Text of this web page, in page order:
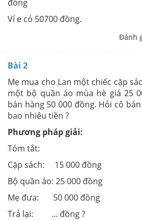
đồng
Ví e có 50700 đồng.
Đánh
Bài 2
Mẹ mua cho Lan một chiếc cặp
một bộ quần áo mùa hè giá 25
bán hàng 50 000 đồng. Hỏi cô
bao nhiêu tiền ?
Phương pháp giải:
Tóm tắt:
Cặp sách: 15 000 đồng
Bộ quần áo: 25 000 đồng
Mẹ đưa: 50 000 đồng
Trả lại: ... đồng ?